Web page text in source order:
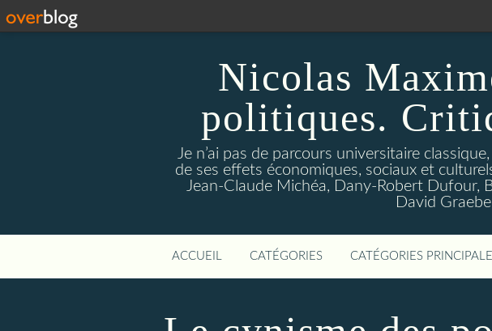
Nicolas
politiques.
Je n’ai pas de parcours universitaire
de ses effets économiques, sociaux et
Jean-Claude Michéa, Dany-Robert Dufour,
David
ACCUEIL CATÉGORIES CATÉGORIES